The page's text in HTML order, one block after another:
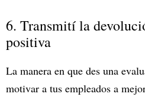
6. Transmití la
positiva
La manera en que des una
motivar a tus empleados a